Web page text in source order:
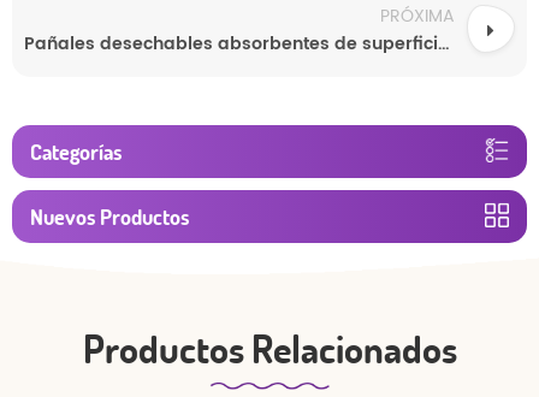
PRÓXIMA
Pañales desechables absorbentes de superficie seca, suaves y transpirables, pantalones de entrenamiento para bebés
Categorías
Nuevos Productos
Productos Relacionados